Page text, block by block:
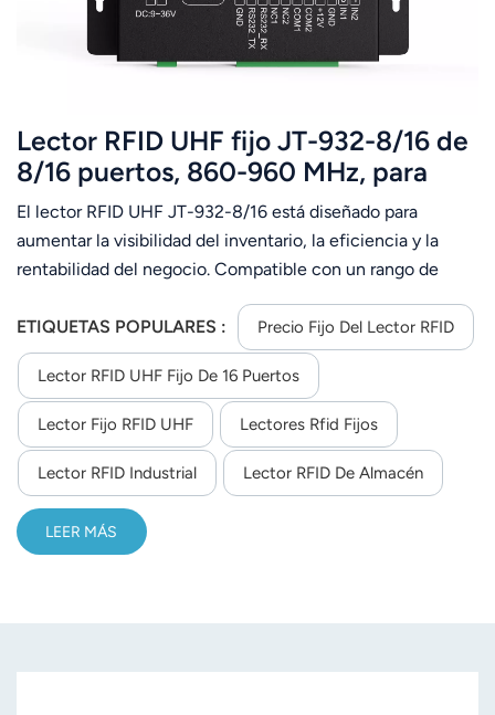
日语
한국어
Ελληνικά
Melayu
Polski
Tiếng Việt
Lector RFID UHF fijo JT-932-8/16 de
8/16 puertos, 860-960 MHz, para
gestión de almacenes.
El lector RFID UHF JT-932-8/16 está diseñado para
aumentar la visibilidad del inventario, la eficiencia y la
rentabilidad del negocio. Compatible con un rango de
capaz de leer y escribir todas las etiquetas que cumplen
con los estándares EPC Global Gen2 e ISO 18000-6C.
ETIQUETAS POPULARES : Precio Fijo Del Lector RFID
Lector RFID UHF Fijo De 16 Puertos
Lector Fijo RFID UHF Lectores Rfid Fijos
Lector RFID Industrial Lector RFID De Almacén
LEER MÁS